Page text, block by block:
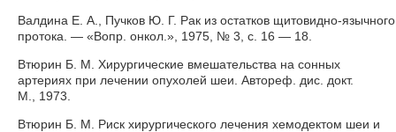
Валдина Е. А., Пучков Ю. Г. Рак из остатков щитовидно-язычного
протока. — «Вопр. онкол.», 1975, № 3, с. 16 — 18.
Втюрин Б. М. Хирургические вмешательства на сонных
артериях при лечении опухолей шеи. Автореф. дис. докт.
М., 1973.
Втюрин Б. М. Риск хирургического лечения хемодектом шеи и